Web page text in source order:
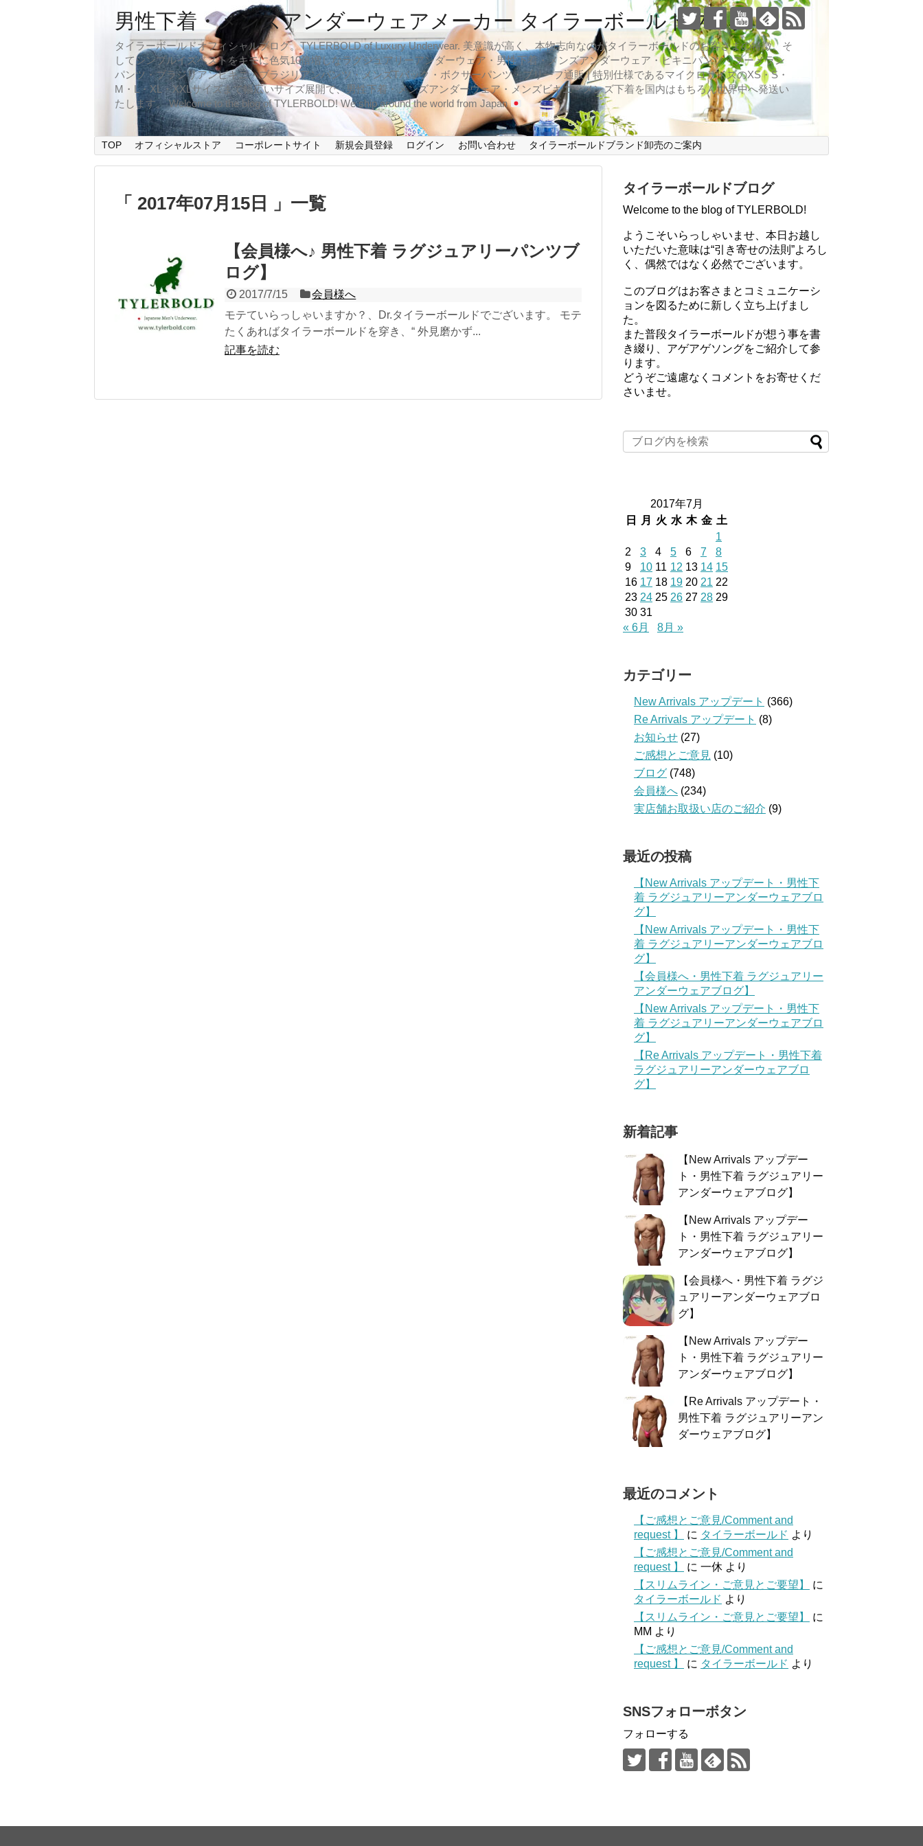
男性下着・メンズアンダーウェアメーカー タイラーボールドブログ
タイラーボールドオフィシャルブログ。TYLERBOLD of Luxury Underwear. 美意識が高く、本物志向なのがタイラーボールドのお客さまの特徴。そ
してシンプルイズベストをキモに色気10倍増しなラグジュアリーアンダーウェア・男性下着・メンズアンダーウェア・ビキニパンツ・ブーメラン
パンツ・ブラジリアンビキニ・ブラジリアンパンツ・メンズTバック・ボクサーパンツ・ブリーフ通販 | 特別仕様であるマイクロサイズのXS・S・
M・L・XL・XXLサイズまで幅広いサイズ展開で、男性下着・メンズアンダーウェア・メンズビキニ・メンズ下着を国内はもちろん世界中へ発送い
たします。 Welcome to the blog of TYLERBOLD! We ship around the world from Japan
TOP オフィシャルストア コーポレートサイト 新規会員登録 ログイン お問い合わせ タイラーボールドブランド卸売のご案内
「 2017年07月15日 」一覧
【会員様へ♪ 男性下着 ラグジュアリーパンツブ
ログ】
2017/7/15
会員様へ
モテていらっしゃいますか？、Dr.タイラーボールドでございます。 モテ
たくあればタイラーボールドを穿き、“ 外見磨かず...
記事を読む
タイラーボールドブログ
Welcome to the blog of TYLERBOLD!
ようこそいらっしゃいませ、本日お越し
いただいた意味は“引き寄せの法則”よろし
く、偶然ではなく必然でございます。
このブログはお客さまとコミュニケーシ
ョンを図るために新しく立ち上げまし
た。
また普段タイラーボールドが想う事を書
き綴り、アゲアゲソングをご紹介して参
ります。
どうぞご遠慮なくコメントをお寄せくだ
さいませ。
2017年7月
日
月 火 水 木 金 土
1
2
3 4 5 6 7
8
9
10 11 12 13 14 15
16 17 18 19 20 21 22
23 24 25 26 27 28 29
30 31
« 6月
8月 »
カテゴリー
New Arrivals アップデート (366)
Re Arrivals アップデート (8)
お知らせ (27)
ご感想とご意見 (10)
ブログ (748)
会員様へ (234)
実店舗お取扱い店のご紹介 (9)
最近の投稿
【New Arrivals アップデート・男性下
着 ラグジュアリーアンダーウェアブロ
グ】
【New Arrivals アップデート・男性下
着 ラグジュアリーアンダーウェアブロ
グ】
【会員様へ・男性下着 ラグジュアリー
アンダーウェアブログ】
【New Arrivals アップデート・男性下
着 ラグジュアリーアンダーウェアブロ
グ】
【Re Arrivals アップデート・男性下着
ラグジュアリーアンダーウェアブロ
グ】
新着記事
【New Arrivals アップデー
ト・男性下着 ラグジュアリー
アンダーウェアブログ】
【New Arrivals アップデー
ト・男性下着 ラグジュアリー
アンダーウェアブログ】
【会員様へ・男性下着 ラグジ
ュアリーアンダーウェアブロ
グ】
【New Arrivals アップデー
ト・男性下着 ラグジュアリー
アンダーウェアブログ】
【Re Arrivals アップデート・
男性下着 ラグジュアリーアン
ダーウェアブログ】
最近のコメント
【ご感想とご意見/Comment and
request 】
に タイラーボールド より
【ご感想とご意見/Comment and
request 】
に 一休 より
【スリムライン・ご意見とご要望】
に
タイラーボールド より
【スリムライン・ご意見とご要望】
に
MM より
【ご感想とご意見/Comment and
request 】
に タイラーボールド より
SNSフォローボタン
フォローする